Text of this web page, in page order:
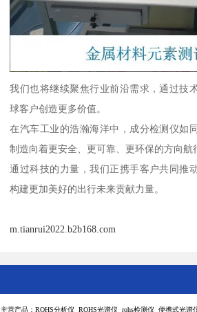
我们也将继续聚焦行业前沿需求，通过技
球客户创造更多价值。
在汽车工业的浩瀚海洋中，成分检测仪如
制造向着更安全、更可靠、更环保的方向航
通过科技的力量，我们正携手客户共同推
构建更加美好的出行未来贡献力量。
m.tianrui2022.b2b168.com
主营产品：ROHS分析仪 ROHS光谱仪 rohs检测仪 便携式光